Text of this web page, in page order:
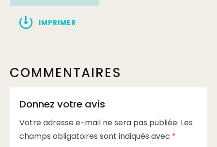
IMPRIMER
COMMENTAIRES
Donnez votre avis
Votre adresse e-mail ne sera pas publiée. Les
champs obligatoires sont indiqués avec *